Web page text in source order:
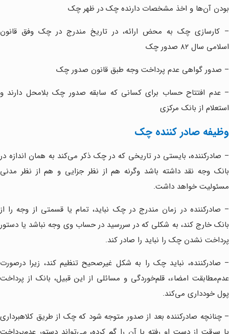
بودن آن‌ها و اخذ مشخصات دارنده چک در ظهر چک
– کارسازی چک به محض ارائه، در تاریخ مندرج در چک وفق قانون
اسلامی سال ۸۲ صدور چک
– صدور گواهی عدم پرداخت وجه طبق قانون صدور چک
– عدم افتتاح حساب برای کسانی که سابقه صدور چک بلامحل دارند و
استعلام از بانک مرکزی
وظیفه صادر کننده چک
– صادرکننده‌، بایستی در تاریخی که در چک ذکر می‌کند به همان اندازه در
بانک وجه نقد داشته باشد وگرنه هم از نظر جزایی و هم از نظر مدنی
مسئولیت خواهد داشت.
– صادر‌کننده در زمان مندرج در چک نباید، تمام یا قسمتی از وجه را از
بانک خارج کند، به شکلی که در سررسید در حساب وی وجه نباشد یا دستور
پرداخت نشدن چک را نباید را صادر کند.
– صادرکننده، نباید چک را به شکل غیرصحیح تنظیم کند، زیرا درصورت
عدم‌مطابقت امضاء، قلم‌خوردگی و مسائلی از این قبیل، بانک از پرداخت
پول خودداری می‌کند.
– چنانچه صادر‌کننده بعد از صدور متوجه شود که چک از طریق کلاهبرداری